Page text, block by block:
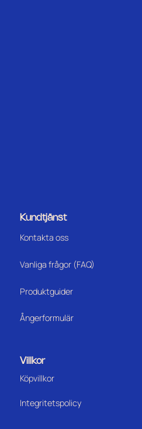
Kundtjänst
Kontakta oss
Vanliga frågor (FAQ)
Produktguider
Ångerformulär
Villkor
Köpvillkor
Integritetspolicy